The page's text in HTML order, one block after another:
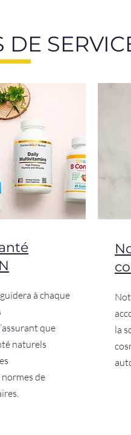
DE
à chaque
que
naturels
de
la